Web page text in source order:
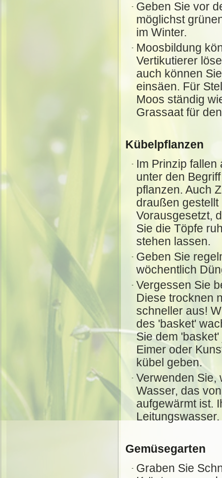
Geben Sie vor
möglichst
im Winter.
Moosbildung
Vertikutierer
auch können
einsäen. Für
Moos ständig
Grassaat für
Kübelpflanzen
Im Prinzip
unter den
pflanzen. Auch
draußen gestellt
Vorausgesetzt,
Sie die Töpfe
stehen lassen.
Geben Sie
wöchentlich
Vergessen Sie
Diese trocknen
schneller aus!
des 'basket'
Sie dem
Eimer oder
kübel geben.
Verwenden Sie,
Wasser, das
aufgewärmt ist.
Leitungswasser.
Gemüsegarten
Graben Sie